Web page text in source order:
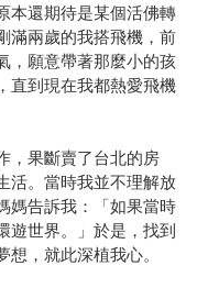
本還期待是某個活佛轉
滿兩歲的我搭飛機，前
，願意帶著那麼小的孩
直到現在我都熱愛飛機
，果斷賣了台北的房
活。當時我並不理解放
媽告訴我：「如果當時
遊世界。」於是，找到
，就此深植我心。